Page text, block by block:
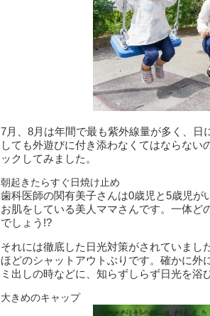
7月、8月は年間で最も紫外線量が多く、日
しても外遊びに付き添わなくてはならない
ックしてみました。
朝起きたらすぐ日焼け止め
歯科医師の関有美子さんは0歳児と5歳児
お肌をしている美人ママさんです。一体
でしょう!?
それには徹底した日光対策がされていまし
ほどのシャットアウトぶりです。確かに外
ミ出しの時などに、知らずしらず日光を浴
大きめのキャップ